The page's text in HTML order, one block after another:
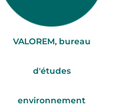
VALOREM, bureau
d'études
environnement